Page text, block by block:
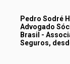
Pedro Sodré
Advogado
Brasil -
Seguros,